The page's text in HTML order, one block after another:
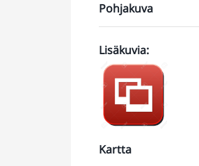
Pohjakuva
Lisäkuvia:
Lisää kuvia
kiinteistöstä
Kartta